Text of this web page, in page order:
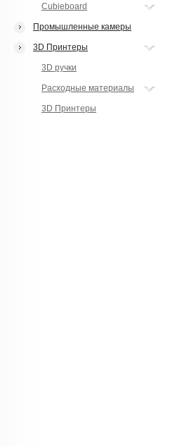
Cubieboard
Промышленные камеры
3D Принтеры
3D ручки
Расходные материалы
3D Принтеры